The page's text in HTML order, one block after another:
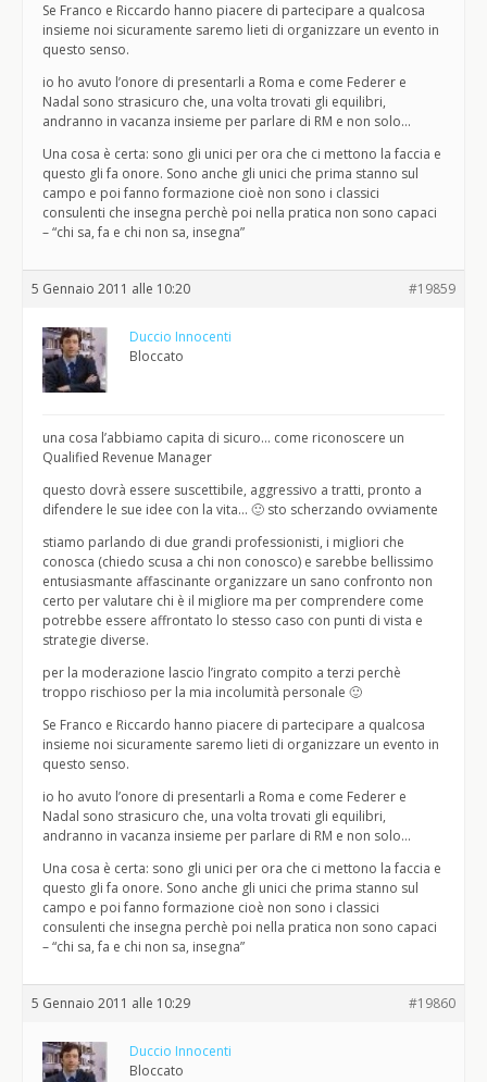
Se Franco e Riccardo hanno piacere di partecipare a qualcosa
insieme noi sicuramente saremo lieti di organizzare un evento in
questo senso.
io ho avuto l’onore di presentarli a Roma e come Federer e
Nadal sono strasicuro che, una volta trovati gli equilibri,
andranno in vacanza insieme per parlare di RM e non solo…
Una cosa è certa: sono gli unici per ora che ci mettono la faccia e
questo gli fa onore. Sono anche gli unici che prima stanno sul
campo e poi fanno formazione cioè non sono i classici
consulenti che insegna perchè poi nella pratica non sono capaci
– “chi sa, fa e chi non sa, insegna”
5 Gennaio 2011 alle 10:20 #19859
Duccio Innocenti
Bloccato
una cosa l’abbiamo capita di sicuro… come riconoscere un
Qualified Revenue Manager
questo dovrà essere suscettibile, aggressivo a tratti, pronto a
difendere le sue idee con la vita… 🙂 sto scherzando ovviamente
stiamo parlando di due grandi professionisti, i migliori che
conosca (chiedo scusa a chi non conosco) e sarebbe bellissimo
entusiasmante affascinante organizzare un sano confronto non
certo per valutare chi è il migliore ma per comprendere come
potrebbe essere affrontato lo stesso caso con punti di vista e
strategie diverse.
per la moderazione lascio l’ingrato compito a terzi perchè
troppo rischioso per la mia incolumità personale 🙂
Se Franco e Riccardo hanno piacere di partecipare a qualcosa
insieme noi sicuramente saremo lieti di organizzare un evento in
questo senso.
io ho avuto l’onore di presentarli a Roma e come Federer e
Nadal sono strasicuro che, una volta trovati gli equilibri,
andranno in vacanza insieme per parlare di RM e non solo…
Una cosa è certa: sono gli unici per ora che ci mettono la faccia e
questo gli fa onore. Sono anche gli unici che prima stanno sul
campo e poi fanno formazione cioè non sono i classici
consulenti che insegna perchè poi nella pratica non sono capaci
– “chi sa, fa e chi non sa, insegna”
5 Gennaio 2011 alle 10:29 #19860
Duccio Innocenti
Bloccato